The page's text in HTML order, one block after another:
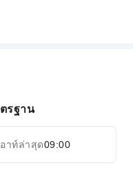
รฐาน
อาท์ล่าสุด09:00